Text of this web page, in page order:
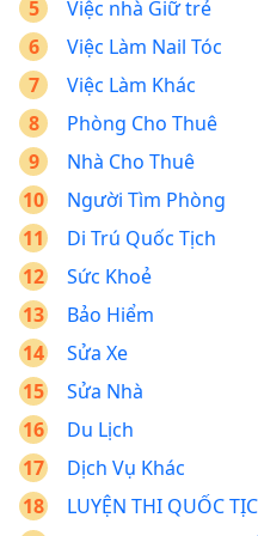
Việc nhà Giữ trẻ
Việc Làm Nail Tóc
Việc Làm Khác
Phòng Cho Thuê
Nhà Cho Thuê
Người Tìm Phòng
Di Trú Quốc Tịch
Sức Khoẻ
Bảo Hiểm
Sửa Xe
Sửa Nhà
Du Lịch
Dịch Vụ Khác
LUYỆN THI QUỐC